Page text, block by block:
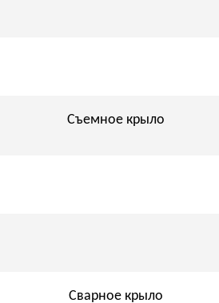
Съемное крыло
Сварное крыло